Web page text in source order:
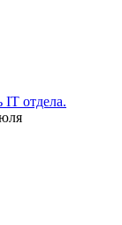
IT отдела.